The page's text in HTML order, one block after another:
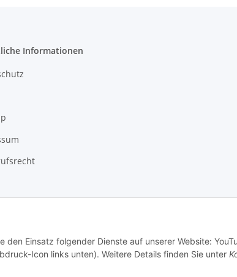
den Einsatz folgender Dienste auf unserer Website:
Icon links unten). Weitere Details finden Sie unter
Informationen